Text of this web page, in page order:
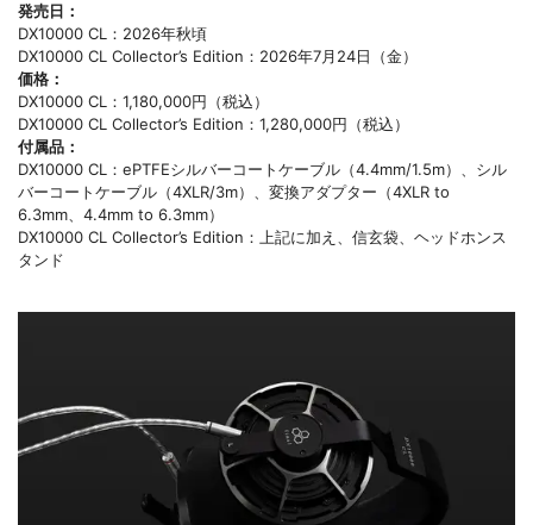
発売日：
DX10000 CL：2026年秋頃
DX10000 CL Collector’s Edition：2026年7月24日（金）
価格：
DX10000 CL：1,180,000円（税込）
DX10000 CL Collector’s Edition：1,280,000円（税込）
付属品：
DX10000 CL：ePTFEシルバーコートケーブル（4.4mm/1.5m）、シル
バーコートケーブル（4XLR/3m）、変換アダプター（4XLR to
6.3mm、4.4mm to 6.3mm）
DX10000 CL Collector’s Edition：上記に加え、信玄袋、ヘッドホンス
タンド